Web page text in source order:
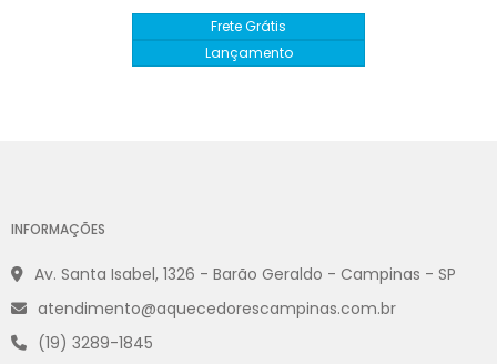
Frete Grátis
Lançamento
INFORMAÇÕES
Av. Santa Isabel, 1326 - Barão Geraldo - Campinas - SP
atendimento@aquecedorescampinas.com.br
(19) 3289-1845